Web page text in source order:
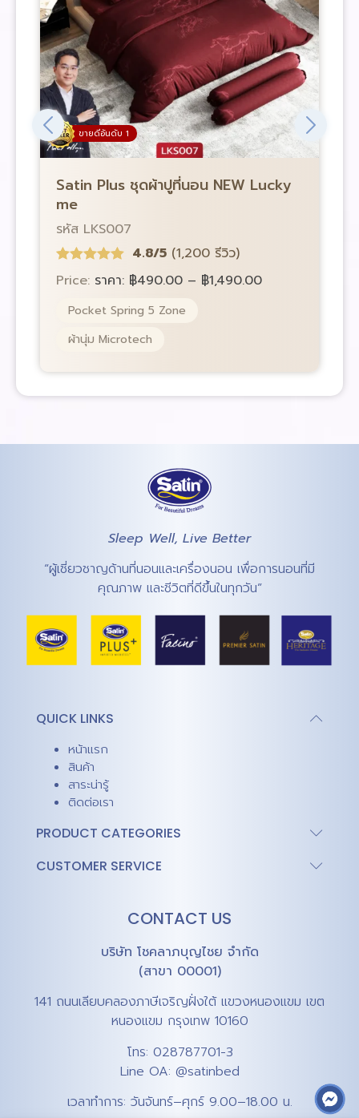
ขายดีอันดับ 1
Satin Plus ชุดผ้าปูที่นอน NEW Lucky
me
รหัส LKS007
4.8/5 (1,200 รีวิว)
Price: ราคา: ฿490.00 – ฿1,490.00
Pocket Spring 5 Zone
ผ้านุ่ม Microtech
Sleep Well, Live Better
“ผู้เชี่ยวชาญด้านที่นอนและเครื่องนอน เพื่อการนอนที่มี
คุณภาพ และชีวิตที่ดีขึ้นในทุกวัน”
QUICK LINKS
หน้าแรก
สินค้า
สาระน่ารู้
ติดต่อเรา
PRODUCT CATEGORIES
CUSTOMER SERVICE
CONTACT US
บริษัท โชคลาภบุญไชย จำกัด
(สาขา 00001)
141 ถนนเลียบคลองภาษีเจริญฝั่งใต้ แขวงหนองแขม เขต
หนองแขม กรุงเทพ 10160
โทร: 028787701-3
Line OA: @satinbed
เวลาทำการ: วันจันทร์–ศุกร์ 9.00–18.00 น.